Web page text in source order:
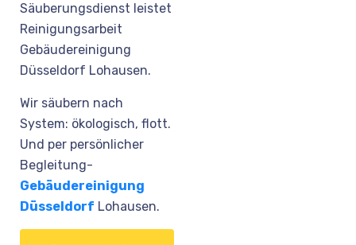
Säuberungsdienst leistet
Reinigungsarbeit
Gebäudereinigung
Düsseldorf Lohausen.
Wir säubern nach
System: ökologisch, flott.
Und per persönlicher
Begleitung-
Gebäudereinigung
Düsseldorf Lohausen.